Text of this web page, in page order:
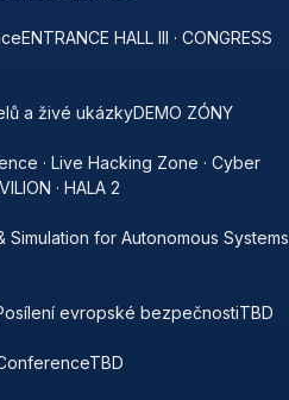
ENTRANCE HALL III · CONGRESS
a živé ukázkyDEMO ZÓNY
· Live Hacking Zone · Cyber
· HALA 2
Simulation for Autonomous Systems
evropské bezpečnostiTBD
TBD